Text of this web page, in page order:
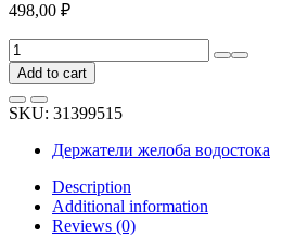
498,00 ₽
Держатель
желоба
BRYZA
изогнутый,
150
белый
quantity
Add to cart
SKU: 31399515
Держатели желоба водостока
Description
Additional information
Reviews (0)